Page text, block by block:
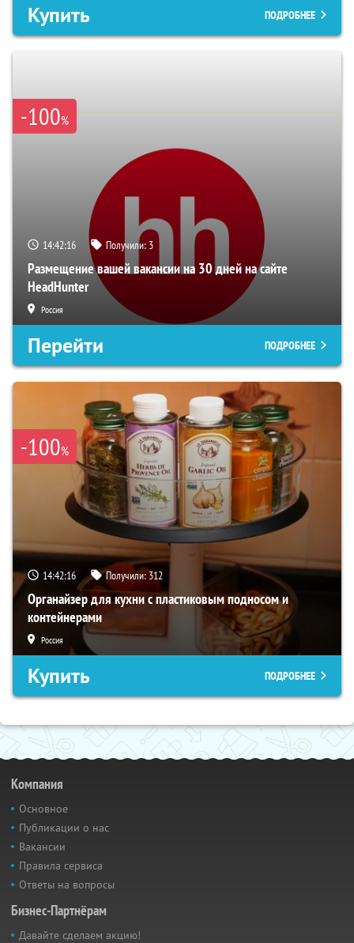
Купить ПОДРОБНЕЕ
-100%
14:42:15 Получили: 3
Размещение вашей вакансии на 30 дней на сайте
HeadHunter
Россия
Перейти ПОДРОБНЕЕ
-100%
14:42:15 Получили: 312
Органайзер для кухни с пластиковым подносом и
контейнерами
Россия
Купить ПОДРОБНЕЕ
Компания
Основное
Публикации о нас
Вакансии
Правила сервиса
Ответы на вопросы
Бизнес-Партнёрам
Давайте сделаем акцию!